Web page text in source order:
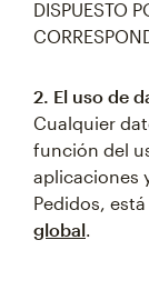
DISPUESTO
2. El uso de
Cualquier
función del
aplicaciones
Pedidos,
global.